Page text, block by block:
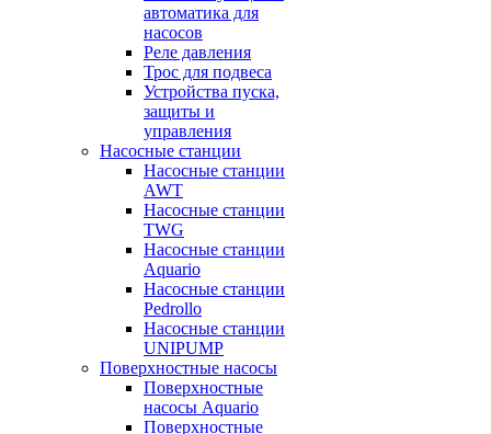
автоматика для
насосов
Реле давления
Трос для подвеса
Устройства пуска,
защиты и
управления
Насосные станции
Насосные станции
AWT
Насосные станции
TWG
Насосные станции
Aquario
Насосные станции
Pedrollo
Насосные станции
UNIPUMP
Поверхностные насосы
Поверхностные
насосы Aquario
Поверхностные